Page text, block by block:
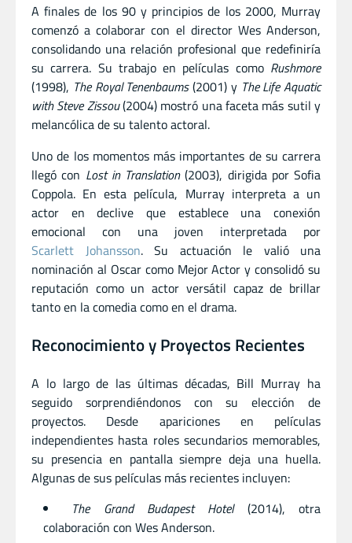
A finales de los 90 y principios de los 2000, Murray
comenzó a colaborar con el director Wes Anderson,
consolidando una relación profesional que redefiniría
su carrera. Su trabajo en películas como Rushmore
(1998), The Royal Tenenbaums(2001) y The Life Aquatic
with Steve Zissou(2004) mostró una faceta más sutil y
melancólica de su talento actoral.
Uno de los momentos más importantes de su carrera
llegó con Lost in Translation(2003), dirigida por Sofia
Coppola. En esta película, Murray interpreta a un
actor en declive que establece una conexión
emocional con una joven interpretada por
Scarlett Johansson. Su actuación le valió una
nominación al Oscar como Mejor Actor y consolidó su
reputación como un actor versátil capaz de brillar
tanto en la comedia como en el drama.
Reconocimiento y Proyectos Recientes
A lo largo de las últimas décadas, Bill Murray ha
seguido sorprendiéndonos con su elección de
proyectos. Desde apariciones en películas
independientes hasta roles secundarios memorables,
su presencia en pantalla siempre deja una huella.
Algunas de sus películas más recientes incluyen:
The Grand Budapest Hotel(2014), otra
colaboración con Wes Anderson.